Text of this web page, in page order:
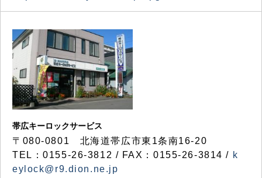
帯広キーロックサービス
〒080-0801 北海道帯広市東1条南16-20
TEL：0155-26-3812 / FAX：0155-26-3814 / k
eylock@r9.dion.ne.jp